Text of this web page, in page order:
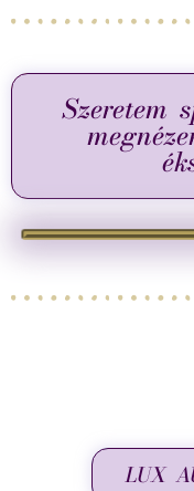
Szeretem
LUX